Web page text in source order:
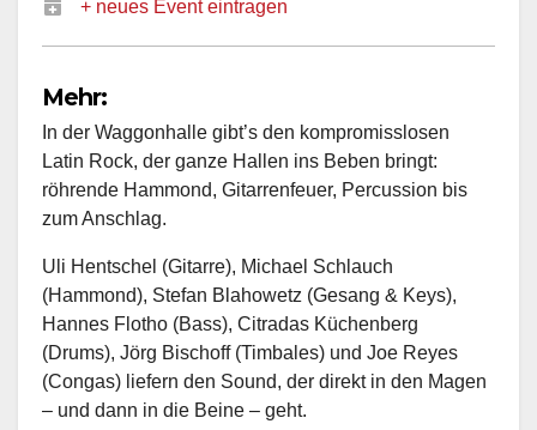
+ neues Event eintragen
Mehr:
In der Waggonhalle gibt’s den kompromisslosen
Latin Rock, der ganze Hallen ins Beben bringt:
röhrende Hammond, Gitarrenfeuer, Percussion bis
zum Anschlag.
Uli Hentschel (Gitarre), Michael Schlauch
(Hammond), Stefan Blahowetz (Gesang & Keys),
Hannes Flotho (Bass), Citradas Küchenberg
(Drums), Jörg Bischoff (Timbales) und Joe Reyes
(Congas) liefern den Sound, der direkt in den Magen
– und dann in die Beine – geht.